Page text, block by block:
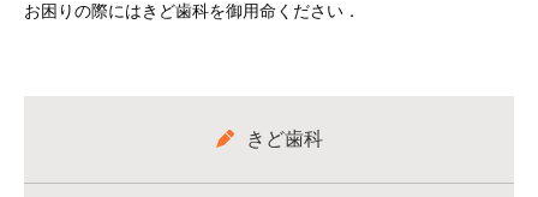
お困りの際にはきど歯科を御用命ください．
きど歯科